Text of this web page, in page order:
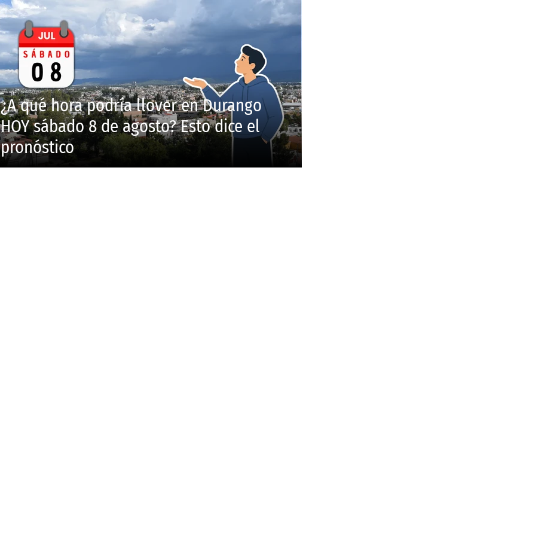
¿A qué hora podría llover en Durango
HOY sábado 8 de agosto? Esto dice el
pronóstico